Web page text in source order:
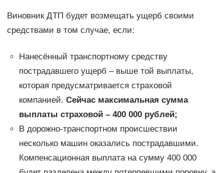
Виновник ДТП будет возмещать ущерб своими
средствами в том случае, если:
Нанесённый транспортному средству
пострадавшего ущерб – выше той выплаты,
которая предусматривается страховой
компанией. Сейчас максимальная сумма
выплаты страховой – 400 000 рублей;
В дорожно-транспортном происшествии
несколько машин оказались пострадавшими.
Компенсационная выплата на сумму 400 000